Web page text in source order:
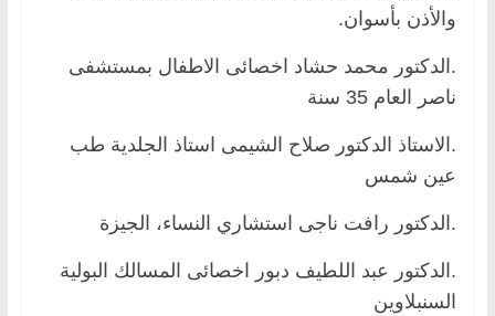
والأذن بأسوان.
.الدكتور محمد حشاد اخصائى الاطفال بمستشفى
ناصر العام 35 سنة
.الاستاذ الدكتور صلاح الشيمى استاذ الجلدية طب
عين شمس
.الدكتور رافت ناجى استشاري النساء، الجيزة
.الدكتور عبد اللطيف دبور اخصائى المسالك البولية
السنبلاوين